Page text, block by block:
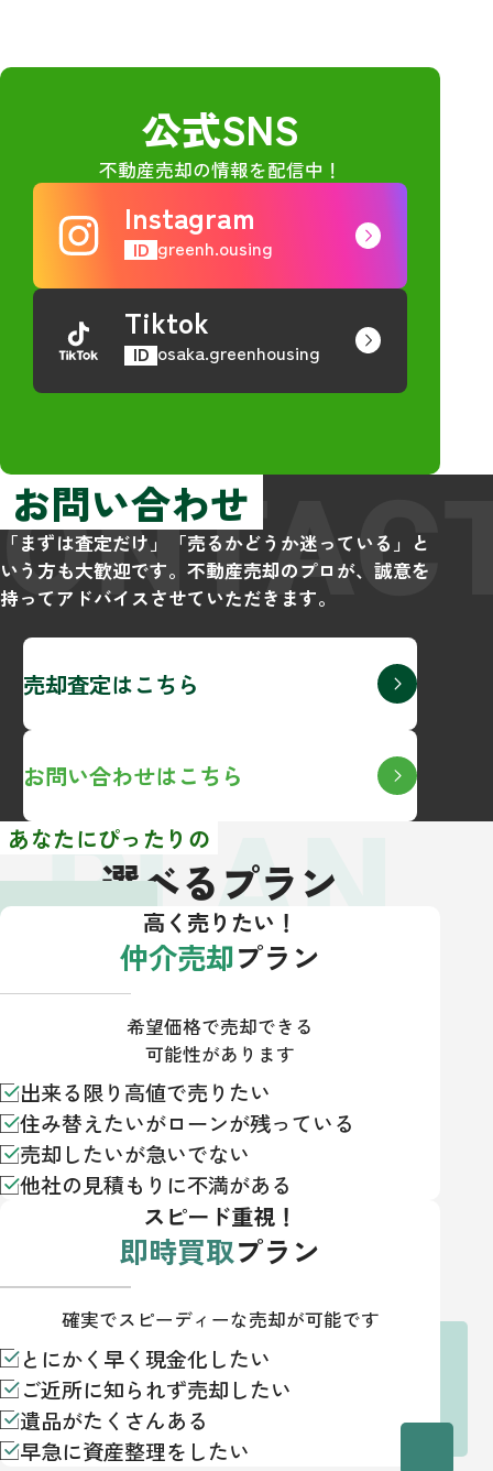
公式SNS
不動産売却の情報を配信中！
Instagram
ID greenh.ousing
Tiktok
ID osaka.greenhousing
お問い合わせ
「まずは査定だけ」「売るかどうか迷っている」と
いう方も大歓迎です。不動産売却のプロが、誠意を
持ってアドバイスさせていただきます。
売却査定はこちら
お問い合わせはこちら
あなたにぴったりの
選べるプラン
PLAN
高く売りたい！
仲介売却プラン
希望価格で売却できる
可能性があります
出来る限り高値で売りたい
住み替えたいがローンが残っている
売却したいが急いでない
他社の見積もりに不満がある
スピード重視！
即時買取プラン
確実でスピーディーな売却が可能です
とにかく早く現金化したい
ご近所に知られず売却したい
遺品がたくさんある
早急に資産整理をしたい